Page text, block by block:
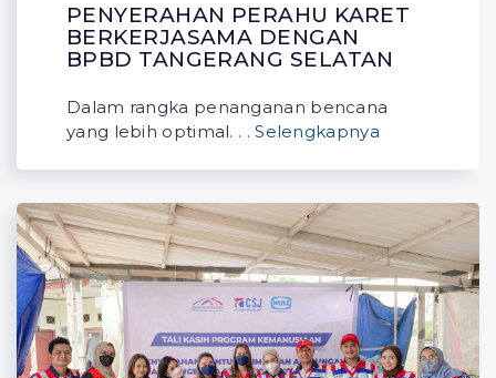
PENYERAHAN PERAHU KARET
BERKERJASAMA DENGAN
BPBD TANGERANG SELATAN
Dalam rangka penanganan bencana
yang lebih optimal. . . Selengkapnya